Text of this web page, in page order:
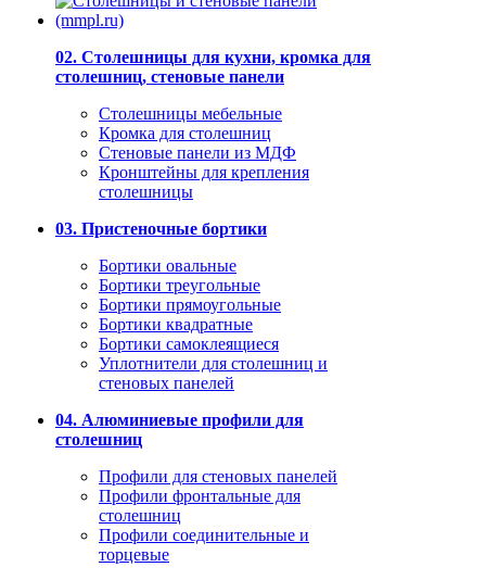
02. Столешницы для кухни, кромка для
столешниц, стеновые панели
Столешницы мебельные
Кромка для столешниц
Стеновые панели из МДФ
Кронштейны для крепления
столешницы
03. Пристеночные бортики
Бортики овальные
Бортики треугольные
Бортики прямоугольные
Бортики квадратные
Бортики самоклеящиеся
Уплотнители для столешниц и
стеновых панелей
04. Алюминиевые профили для
столешниц
Профили для стеновых панелей
Профили фронтальные для
столешниц
Профили соединительные и
торцевые